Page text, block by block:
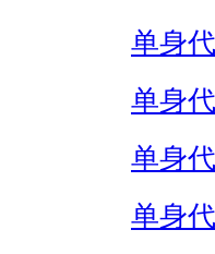
单身
单身
单身
单身